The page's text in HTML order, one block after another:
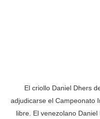
El criollo Daniel Dhers
adjudicarse el Campeonato
libre. El venezolano